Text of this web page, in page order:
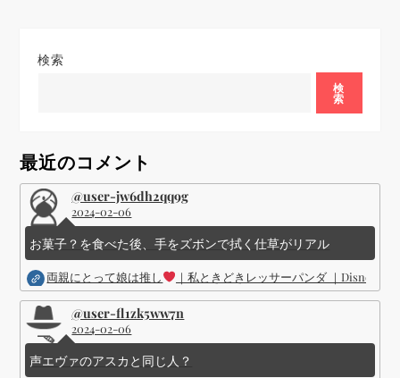
検索
検
索
最近のコメント
@user-jw6dh2qq9g
2024-02-06
お菓子？を食べた後、手をズボンで拭く仕草がリアル
両親にとって娘は推し ｜私ときどきレッサーパンダ ｜Disney (
@user-fl1zk5ww7n
2024-02-06
声エヴァのアスカと同じ人？